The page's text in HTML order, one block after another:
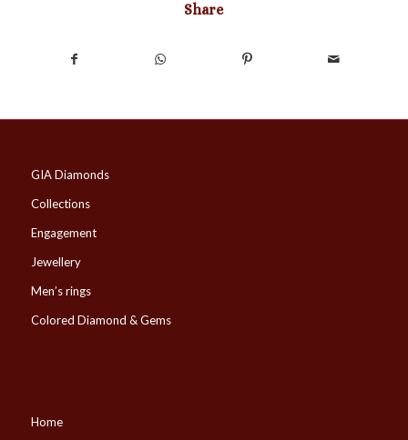
Share
GIA Diamonds
Collections
Engagement
Jewellery
Men’s rings
Colored Diamond & Gems
Home